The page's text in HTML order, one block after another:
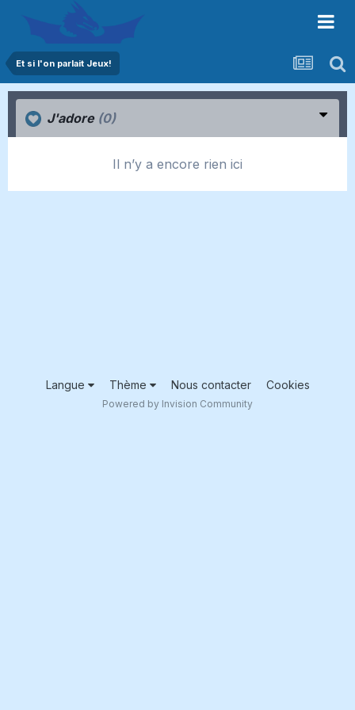
Et si l'on parlait Jeux!
J'adore (0)
Il n’y a encore rien ici
Langue Thème Nous contacter Cookies
Powered by Invision Community